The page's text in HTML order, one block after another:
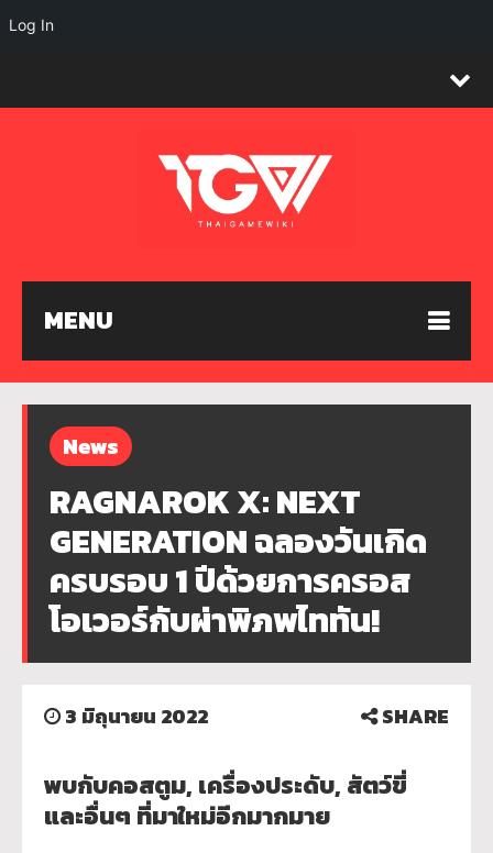
MENU
News
RAGNAROK X: NEXT
GENERATION ฉลองวันเกิด
ครบรอบ 1 ปีด้วยการครอส
โอเวอร์กับผ่าพิภพไททัน!
3 มิถุนายน 2022 SHARE
พบกับคอสตูม, เครื่องประดับ, สัตว์ขี่
และอื่นๆ ที่มาใหม่อีกมากมาย
Log In